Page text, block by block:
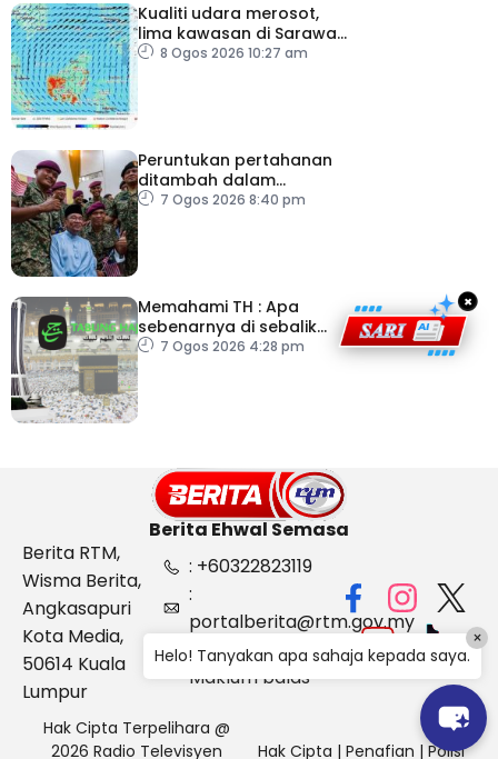
Kualiti udara merosot,
lima kawasan di Sarawak
catat IPU tidak sihat
8 Ogos 2026 10:27 am
Peruntukan pertahanan
ditambah dalam
Belanjawan 2027
7 Ogos 2026 8:40 pm
Memahami TH : Apa
sebenarnya di sebalik
angka
7 Ogos 2026 4:28 pm
×
Berita Ehwal Semasa
Berita RTM,
Wisma Berita,
Angkasapuri
Kota Media,
50614 Kuala
Lumpur
: +60322823119
:
portalberita@rtm.gov.my
: Aduan &
Maklum balas
Hak Cipta Terpelihara @
2026 Radio Televisyen
Hak Cipta | Penafian | Polisi
Helo! Tanyakan apa sahaja kepada saya.
×